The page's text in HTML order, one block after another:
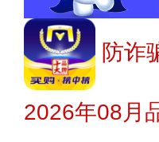
防诈
2026年08月